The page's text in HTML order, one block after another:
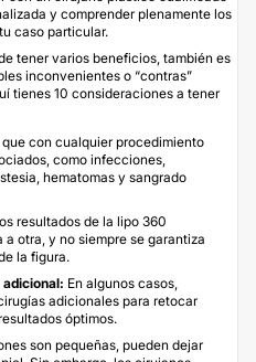
y comprender plenamente los
caso particular.
tener varios beneficios, también es
inconvenientes o “contras”
tienes 10 consideraciones a tener
con cualquier procedimiento
como infecciones,
hematomas y sangrado
resultados de la lipo 360
otra, y no siempre se garantiza
la figura.
En algunos casos,
adicionales para retocar
óptimos.
son pequeñas, pueden dejar